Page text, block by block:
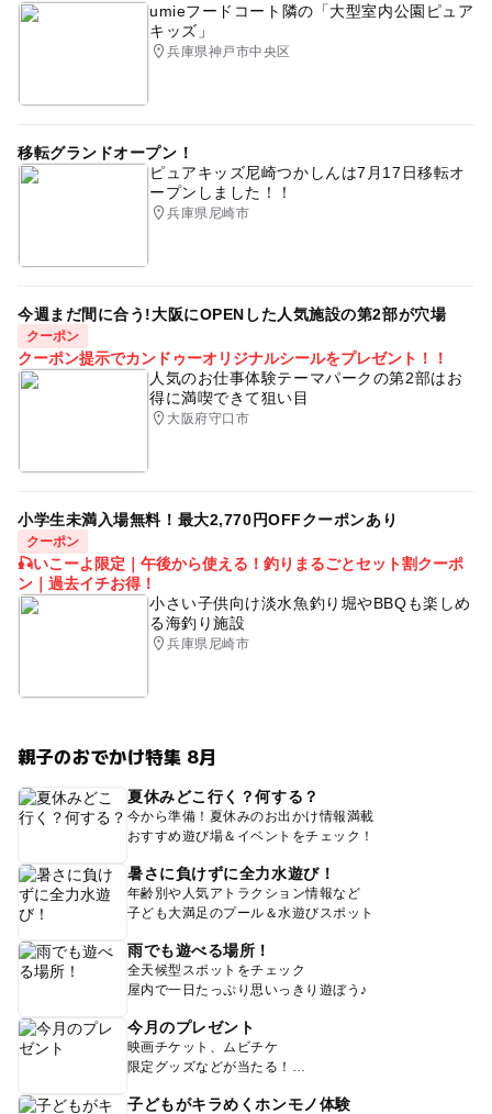
umieフードコート隣の「大型室内公園ピュア
キッズ」
兵庫県神戸市中央区
移転グランドオープン！
ピュアキッズ尼崎つかしんは7月17日移転オ
ープンしました！！
兵庫県尼崎市
今週まだ間に合う!大阪にOPENした人気施設の第2部が穴場
クーポン
クーポン提示でカンドゥーオリジナルシールをプレゼント！！
人気のお仕事体験テーマパークの第2部はお
得に満喫できて狙い目
大阪府守口市
小学生未満入場無料！最大2,770円OFFクーポンあり
クーポン
🎣いこーよ限定｜午後から使える！釣りまるごとセット割クーポ
ン｜過去イチお得！
小さい子供向け淡水魚釣り堀やBBQも楽しめ
る海釣り施設
兵庫県尼崎市
親子のおでかけ特集 8月
夏休みどこ行く？何する？
今から準備！夏休みのお出かけ情報満載
おすすめ遊び場＆イベントをチェック！
暑さに負けずに全力水遊び！
年齢別や人気アトラクション情報など
子ども大満足のプール＆水遊びスポット
雨でも遊べる場所！
全天候型スポットをチェック
屋内で一日たっぷり思いっきり遊ぼう♪
今月のプレゼント
映画チケット、ムビチケ
限定グッズなどが当たる！
子どもがキラめくホンモノ体験